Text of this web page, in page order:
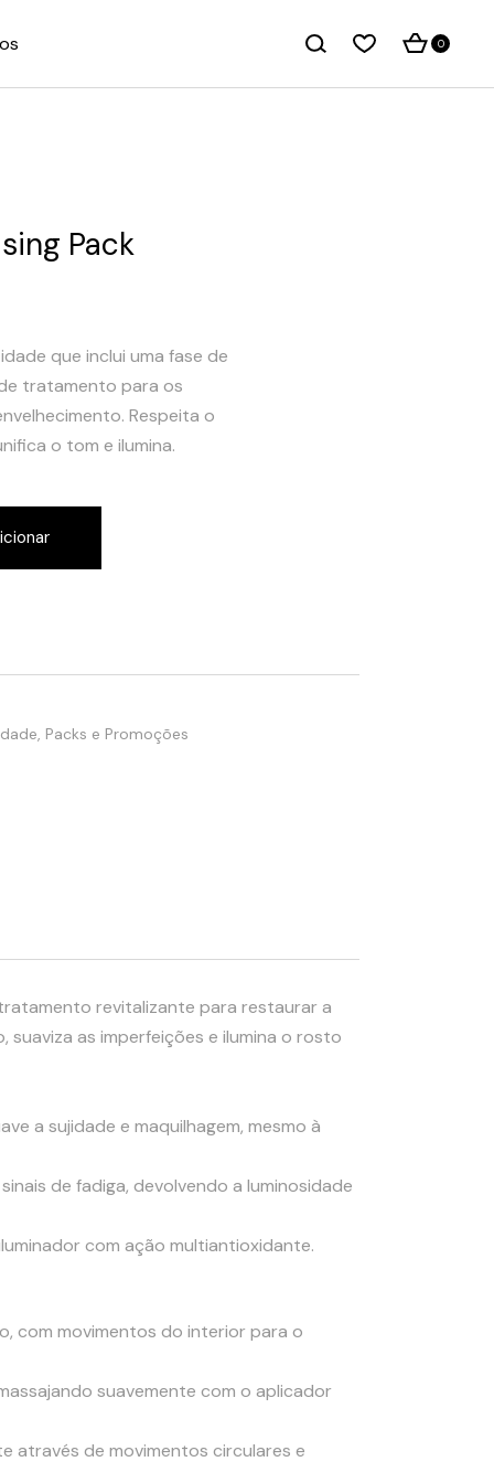
0
Pack
que inclui uma fase de
tratamento para os
Respeita o
o tom e ilumina.
, Packs e Promoções
revitalizante para restaurar a
as imperfeições e ilumina o rosto
a sujidade e maquilhagem, mesmo à
de fadiga, devolvendo a luminosidade
com ação multiantioxidante.
com movimentos do interior para o
suavemente com o aplicador
através de movimentos circulares e